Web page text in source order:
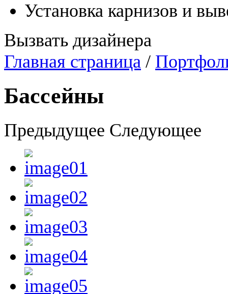
Установка карнизов и
Вызвать дизайнера
Главная страница /
Бассейны
Предыдущее Следующее